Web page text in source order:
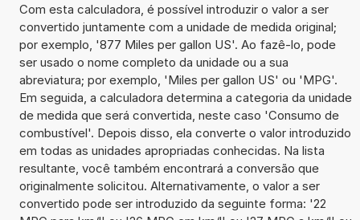
Com esta calculadora, é possível introduzir o valor a ser
convertido juntamente com a unidade de medida original;
por exemplo, '877 Miles per gallon US'. Ao fazê-lo, pode
ser usado o nome completo da unidade ou a sua
abreviatura; por exemplo, 'Miles per gallon US' ou 'MPG'.
Em seguida, a calculadora determina a categoria da unidade
de medida que será convertida, neste caso 'Consumo de
combustível'. Depois disso, ela converte o valor introduzido
em todas as unidades apropriadas conhecidas. Na lista
resultante, você também encontrará a conversão que
originalmente solicitou. Alternativamente, o valor a ser
convertido pode ser introduzido da seguinte forma: '22